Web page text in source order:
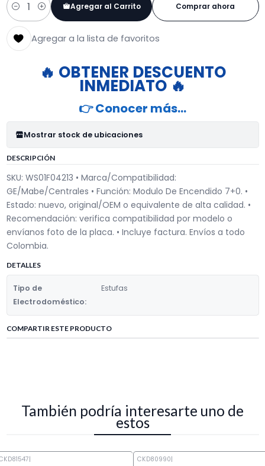
Cantidad
Agregar al Carrito Comprar ahora
Agregar a la lista de favoritos
🔥 OBTENER DESCUENTO
INMEDIATO 🔥
👉 Conocer más…
Mostrar stock de ubicaciones
DESCRIPCIÓN
SKU: WS01F04213 • Marca/Compatibilidad:
GE/Mabe/Centrales • Función: Modulo De Encendido 7+0. •
Estado: nuevo, original/OEM o equivalente de alta calidad. •
Recomendación: verifica compatibilidad por modelo o
envíanos foto de la placa. • Incluye factura. Envíos a todo
Colombia.
DETALLES
Tipo de
Electrodoméstico:
Estufas
COMPARTIR ESTE PRODUCTO
También podría interesarte uno de
estos
| CKD80990|